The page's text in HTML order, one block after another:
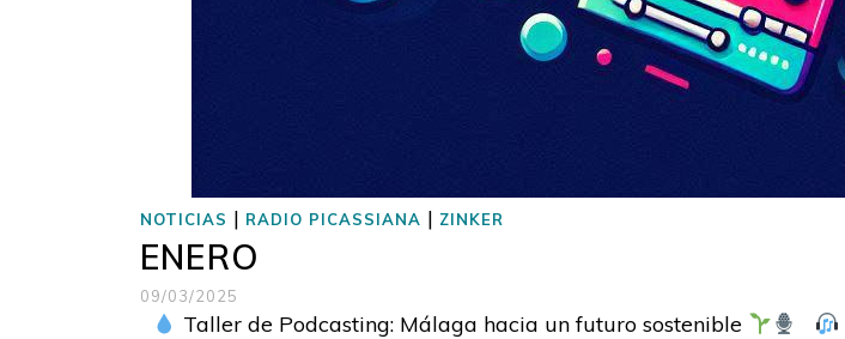
NOTICIAS | RADIO PICASSIANA | ZINKER
ENERO
09/03/2025
Taller de Podcasting: Málaga hacia un futuro sostenible